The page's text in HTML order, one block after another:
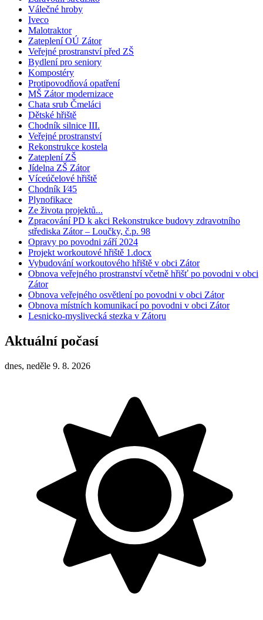
Válečné hroby
Iveco
Malotraktor
Zateplení OÚ Zátor
Veřejné prostranství před ZŠ
Bydlení pro seniory
Kompostéry
Protipovodňová opatření
MŠ Zátor modernizace
Chata srub Čmeláci
Dětské hřiště
Chodník silnice III.
Veřejné prostranství
Rekonstrukce kostela
Zateplení ZŠ
Jídelna ZŠ Zátor
Víceúčelové hřiště
Chodník I⁄45
Plynofikace
Ze života projektů...
Zpracování PD k akci Rekonstrukce budovy zdravotního
střediska Zátor – Loučky, č.p. 98
Opravy po povodni září 2024
Projekt workoutové hřiště 1.docx
Vybudování workoutového hřiště v obci Zátor
Obnova veřejného prostranství včetně hřišť po povodni v obci
Zátor
Obnova veřejného osvětlení po povodni v obci Zátor
Obnova místních komunikací po povodni v obci Zátor
Lesnicko-myslivecká stezka v Zátoru
Aktuální počasí
dnes, neděle 9. 8. 2026